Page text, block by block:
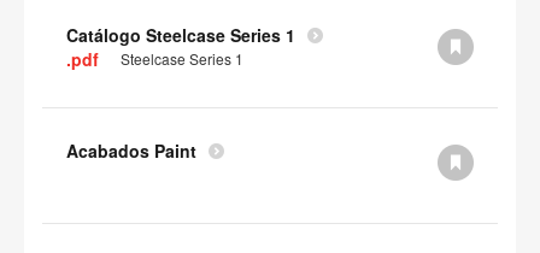
Catálogo Steelcase Series 1
.pdf
Steelcase Series 1
Acabados Paint